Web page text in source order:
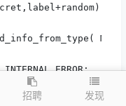
招聘 发现